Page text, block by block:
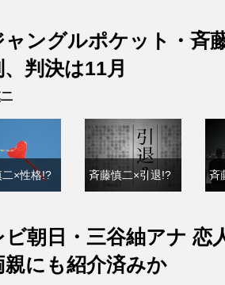
ャングルポケット・斉
判決は11月
二×性格!? 斉藤慎二×引退!? 斉
ビ朝日・三谷紬アナ 恋
親にも紹介済みか